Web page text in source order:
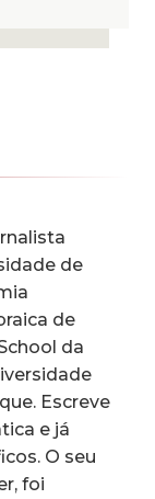
de
de
da
Escreve
e já
O seu
foi